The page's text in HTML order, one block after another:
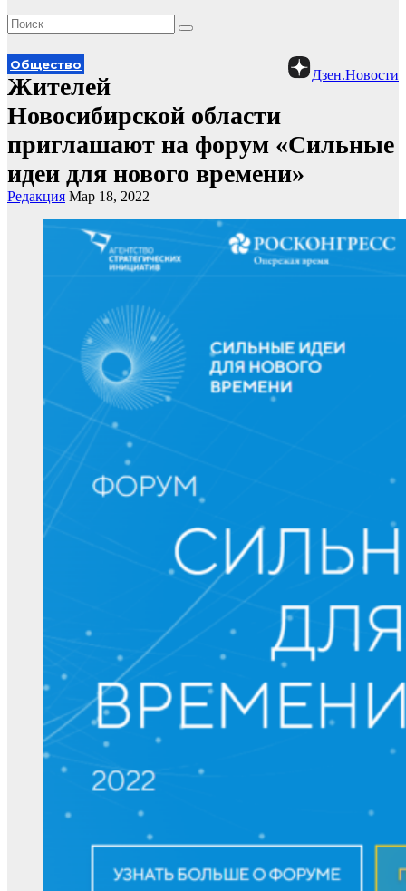
Дзен.Новости
Общество
Жителей
Новосибирской области
приглашают на форум «Сильные
идеи для нового времени»
Редакция Мар 18, 2022